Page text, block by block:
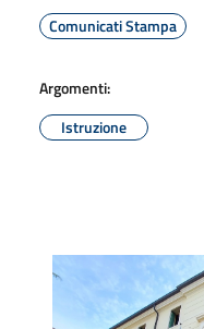
Comunicati Stampa
Argomenti:
Istruzione